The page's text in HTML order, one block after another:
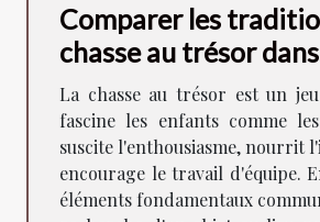
Comparer les
chasse au trésor dans
différentes cultures
La chasse au trésor est un
fascine les enfants comme
suscite l'enthousiasme, nourrit
encourage le travail d'équipe.
éléments fondamentaux